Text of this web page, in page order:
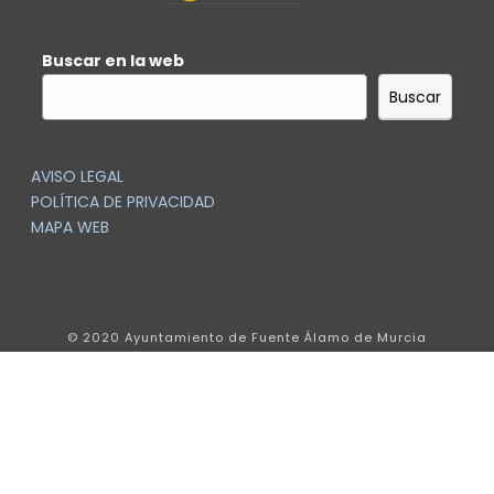
Buscar en la web
Buscar
AVISO LEGAL
POLÍTICA DE PRIVACIDAD
MAPA WEB
© 2020 Ayuntamiento de Fuente Álamo de Murcia